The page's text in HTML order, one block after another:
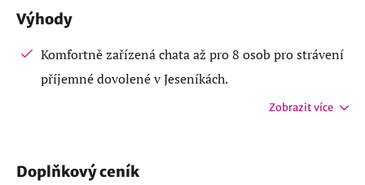
Výhody
Komfortně zařízená chata až pro 8 osob pro strávení
příjemné dovolené v Jeseníkách.
Zobrazit více
Doplňkový ceník